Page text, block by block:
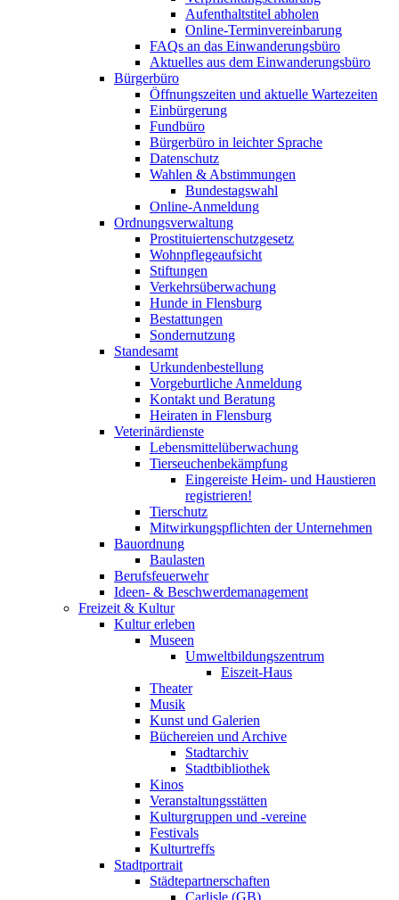
Aufenthaltstitel abholen
Online-Terminvereinbarung
FAQs an das Einwanderungsbüro
Aktuelles aus dem Einwanderungsbüro
Bürgerbüro
Öffnungszeiten und aktuelle Wartezeiten
Einbürgerung
Fundbüro
Bürgerbüro in leichter Sprache
Datenschutz
Wahlen & Abstimmungen
Bundestagswahl
Online-Anmeldung
Ordnungsverwaltung
Prostituiertenschutzgesetz
Wohnpflegeaufsicht
Stiftungen
Verkehrsüberwachung
Hunde in Flensburg
Bestattungen
Sondernutzung
Standesamt
Urkundenbestellung
Vorgeburtliche Anmeldung
Kontakt und Beratung
Heiraten in Flensburg
Veterinärdienste
Lebensmittelüberwachung
Tierseuchenbekämpfung
Eingereiste Heim- und Haustieren
registrieren!
Tierschutz
Mitwirkungspflichten der Unternehmen
Bauordnung
Baulasten
Berufsfeuerwehr
Ideen- & Beschwerdemanagement
Freizeit & Kultur
Kultur erleben
Museen
Umweltbildungszentrum
Eiszeit-Haus
Theater
Musik
Kunst und Galerien
Büchereien und Archive
Stadtarchiv
Stadtbibliothek
Kinos
Veranstaltungsstätten
Kulturgruppen und -vereine
Festivals
Kulturtreffs
Stadtportrait
Städtepartnerschaften
Carlisle (GB)